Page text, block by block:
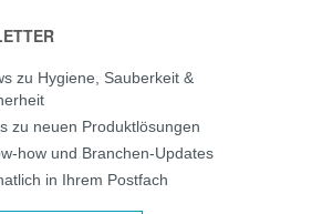
zu Hygiene, Sauberkeit &
zu neuen Produktlösungen
how und Branchen-Updates
in Ihrem Postfach